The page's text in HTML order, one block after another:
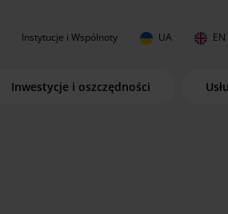
Instytucje i Wspólnoty UA EN
Inwestycje i oszczędności